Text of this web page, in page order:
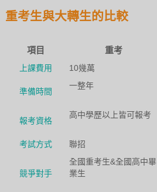
重考生與大轉生的比較
項目 重考
上課費用 10幾萬
準備時間
一整年
報考資格
高中學歷以上皆可報考
考試方式
聯招
競爭對手
全國重考生&全國高中畢
業生